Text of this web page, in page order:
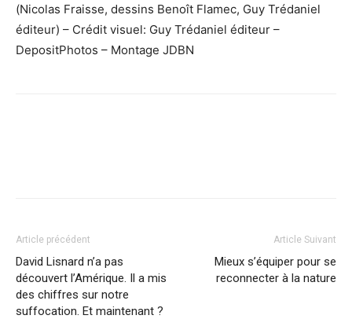
(Nicolas Fraisse, dessins Benoît Flamec, Guy Trédaniel
éditeur) – Crédit visuel: Guy Trédaniel éditeur –
DepositPhotos – Montage JDBN
Article précédent
David Lisnard n’a pas
découvert l’Amérique. Il a mis
des chiffres sur notre
suffocation. Et maintenant ?
Article Suivant
Mieux s’équiper pour se
reconnecter à la nature